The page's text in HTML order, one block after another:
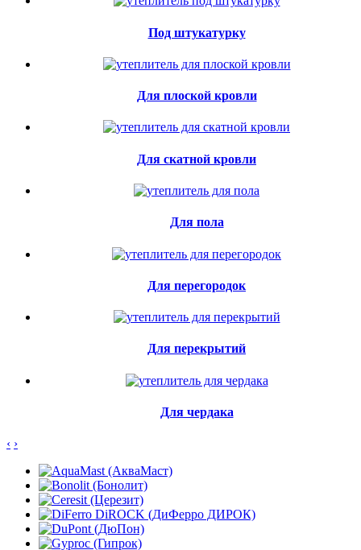
Под штукатурку
Для плоской кровли
Для скатной кровли
Для пола
Для перегородок
Для перекрытий
Для чердака
‹ ›